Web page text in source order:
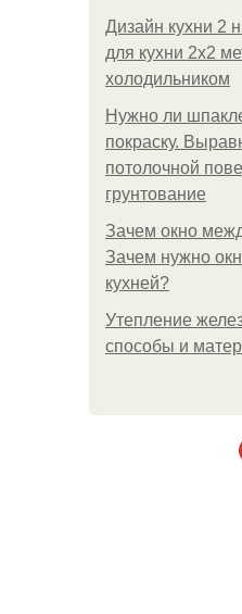
Дизайн кухни 2
для кухни 2х2
холодильником
Нужно ли
покраску.
потолочной
грунтование
Зачем окно
Зачем нужно
кухней?
Утепление
способы и